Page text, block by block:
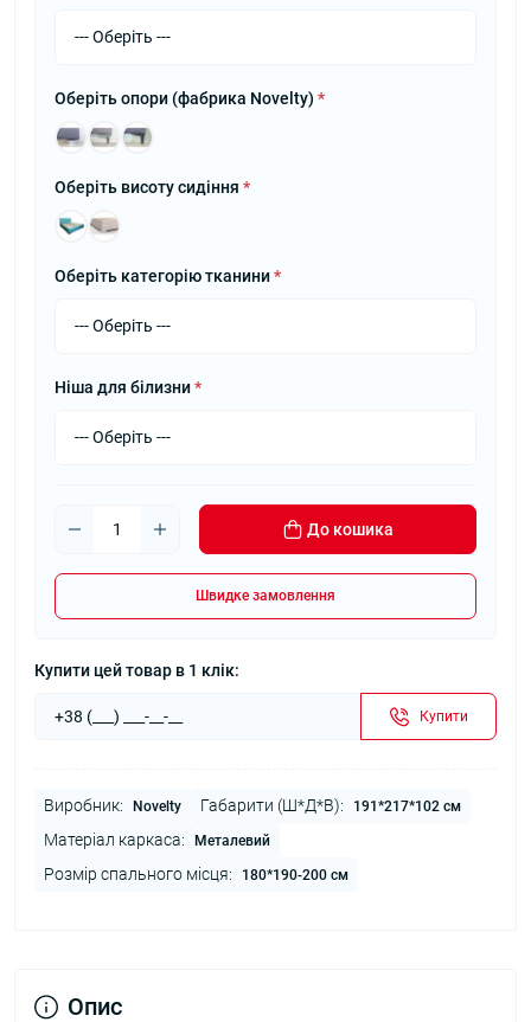
Оберіть опори (фабрика Novelty) *
Оберіть висоту сидіння *
Оберіть категорію тканини*
Ніша для білизни*
До кошика
Швидке замовлення
Купити цей товар в 1 клік:
Купити
Виробник: Novelty Габарити (Ш*Д*В): 191*217*102 см
Матеріал каркаса: Металевий
Розмір спального місця: 180*190-200 см
Опис